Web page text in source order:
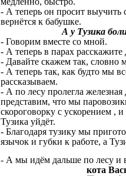
- А теперь он просит выучить
вернётся к бабушке.
А у Тузика
- Говорим вместе со мной.
- А теперь в парах расскажите
- Давайте скажем так, словно
- А теперь так, как будто мы
рассказываем.
- А по лесу пролегла железная
представим, что мы
скороговорку с ускорением ,
Тузика уйдёт.
- Благодаря тузику мы
язычок и губки к работе, а
- А мы идём дальше по лесу и
кота